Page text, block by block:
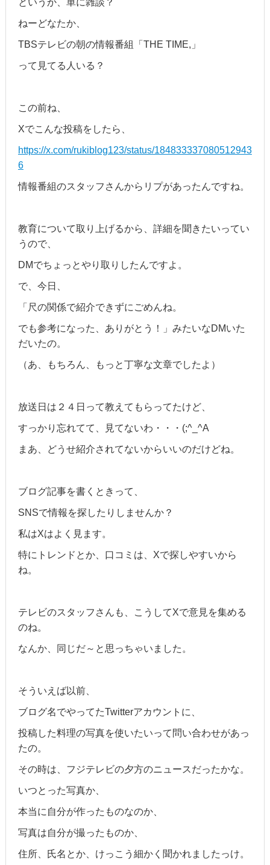
ねーどなたか、
TBSテレビの朝の情報番組「THE TIME,」
って見てる人いる？
この前ね、
Xでこんな投稿をしたら、
https://x.com/rukiblog123/status/184833337080512943
6
情報番組のスタッフさんからリプがあったんですね。
教育について取り上げるから、詳細を聞きたいってい
うので、
DMでちょっとやり取りしたんですよ。
で、今日、
「尺の関係で紹介できずにごめんね。
でも参考になった、ありがとう！」みたいなDMいた
だいたの。
（あ、もちろん、もっと丁寧な文章でしたよ）
放送日は２４日って教えてもらってたけど、
すっかり忘れてて、見てないわ・・・(;^_^A
まあ、どうせ紹介されてないからいいのだけどね。
ブログ記事を書くときって、
SNSで情報を探したりしませんか？
私はXはよく見ます。
特にトレンドとか、口コミは、Xで探しやすいから
ね。
テレビのスタッフさんも、こうしてXで意見を集める
のね。
なんか、同じだ～と思っちゃいました。
そういえば以前、
ブログ名でやってたTwitterアカウントに、
投稿した料理の写真を使いたいって問い合わせがあっ
たの。
その時は、フジテレビの夕方のニュースだったかな。
いつとった写真か、
本当に自分が作ったものなのか、
写真は自分が撮ったものか、
住所、氏名とか、けっこう細かく聞かれましたっけ。